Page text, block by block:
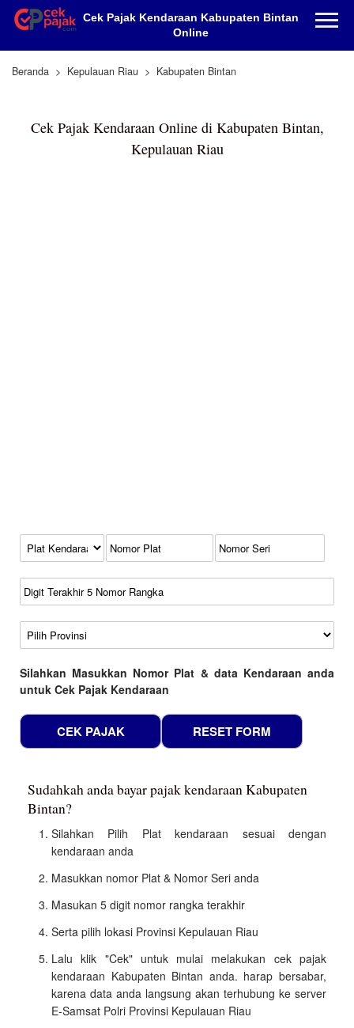
Cek Pajak Kendaraan Kabupaten Bintan
Online
Beranda Kepulauan Riau Kabupaten Bintan
Cek Pajak Kendaraan Online di Kabupaten Bintan,
Kepulauan Riau
Kode Plat Kendaraan
No Plat
No Seri
No Rangka
Wilayah
Silahkan Masukkan Nomor Plat & data Kendaraan anda
untuk Cek Pajak Kendaraan
Sudahkah anda bayar pajak kendaraan Kabupaten
Bintan?
Silahkan Pilih Plat kendaraan sesuai dengan
kendaraan anda
Masukkan nomor Plat & Nomor Seri anda
Masukan 5 digit nomor rangka terakhir
Serta pilih lokasi Provinsi Kepulauan Riau
Lalu klik "Cek" untuk mulai melakukan cek pajak
kendaraan Kabupaten Bintan anda. harap bersabar,
karena data anda langsung akan terhubung ke server
E-Samsat Polri Provinsi Kepulauan Riau